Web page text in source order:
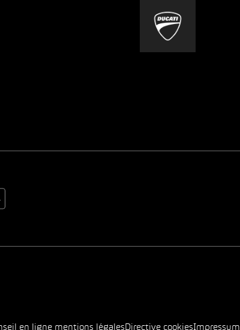
en ligne mentions légales Directive cookiesImpressum